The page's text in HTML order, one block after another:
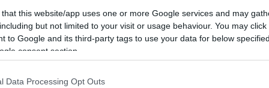
that this website/app uses one or more Google services and may
but not limited to your visit or usage behaviour. You may
to Google and its third-party tags to use your data for below
consent section.
Data Processing Opt Outs
várhatóan 2026 után is erős
Group globális fenntarthatóságért
sajtóbeszélgetésen.